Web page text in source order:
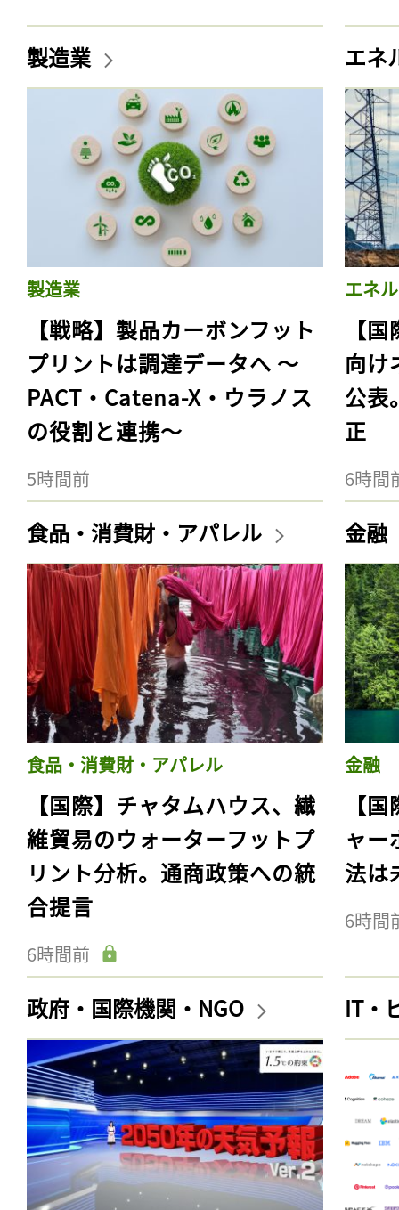
製造業
製造業
【戦略】製品カーボンフット
プリントは調達データへ 〜
PACT・Catena-X・ウラノス
の役割と連携〜
5時間前
エネ
エネ
【
向け
公表
正
6時間
食品・消費財・アパレル
食品・消費財・アパレル
【国際】チャタムハウス、繊
維貿易のウォーターフットプ
リント分析。通商政策への統
合提言
6時間前
金融
金融
【
ャー
法は
6時間
政府・国際機関・NGO IT・